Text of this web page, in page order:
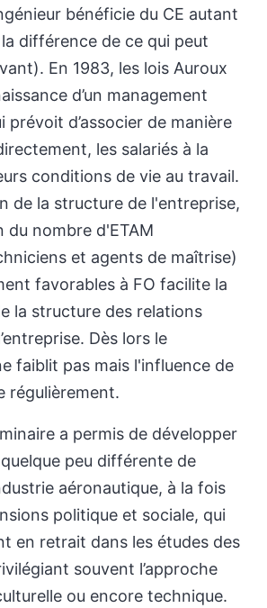
bénéficie du CE autant
différence de ce qui peut
En 1983, les lois Auroux
d’un management
d’associer de manière
les salariés à la
conditions de vie au travail.
de la structure de l'entreprise,
du nombre d'ETAM
et agents de maîtrise)
favorables à FO facilite la
la structure des relations
Dès lors le
faiblit pas mais l'influence de
régulièrement.
a permis de développer
peu différente de
aéronautique, à la fois
politique et sociale, qui
en retrait dans les études des
souvent l’approche
ou encore technique.